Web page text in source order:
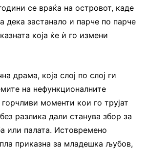
се враќа на островот, каде
дека застанало и парче по парче
која ќе ѝ го измени
драма, која слој по слој ги
на нефункционалните
горчливи моменти кои го трујат
разлика дали станува збор за
или палата. Истовремено
приказна за младешка љубов,